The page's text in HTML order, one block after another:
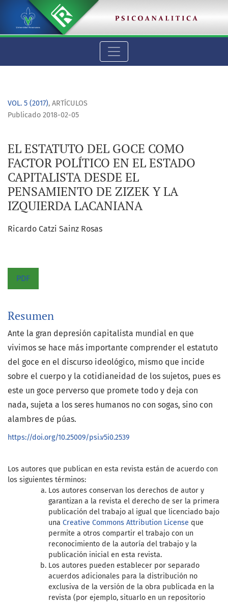
EL ESTATUTO DEL GOCE COMO FACTOR POLÍTICO EN EL
VOL. 5 (2017), ARTÍCULOS
EL ESTATUTO DEL GOCE COMO
FACTOR POLÍTICO EN EL ESTADO
CAPITALISTA DESDE EL
PENSAMIENTO DE ZIZEK Y LA
IZQUIERDA LACANIANA
Publicado 2018-02-05
Ricardo Catzi Sainz Rosas
PDF
Resumen
Ante la gran depresión capitalista mundial en que
vivimos se hace más importante comprender el estatuto
del goce en el discurso ideológico, mismo que incide
sobre el cuerpo y la cotidianeidad de los sujetos, pues es
este un goce perverso que promete todo y deja con
nada, sujeta a los seres humanos no con sogas, sino con
alambres de púas.
https://doi.org/10.25009/psi.v5i0.2539
Los autores que publican en esta revista están de acuerdo con
los siguientes términos:
Los autores conservan los derechos de autor y
garantizan a la revista el derecho de ser la primera
publicación del trabajo al igual que licenciado bajo
una Creative Commons Attribution License que
permite a otros compartir el trabajo con un
reconocimiento de la autoría del trabajo y la
publicación inicial en esta revista.
Los autores pueden establecer por separado
acuerdos adicionales para la distribución no
exclusiva de la versión de la obra publicada en la
revista (por ejemplo, situarlo en un repositorio